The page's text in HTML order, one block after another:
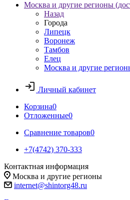
Москва и другие регионы
Назад
Города
Липецк
Воронеж
Тамбов
Елец
Москва и другие
Личный кабинет
Корзина0
Отложенные0
Сравнение товаров0
+7(4742) 370-333
Контактная информация
Москва и другие регионы
internet@shintorg48.ru